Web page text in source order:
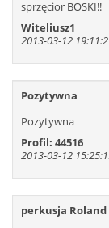
625 626
631
637
638
sprzęcior BOSKI!!
Witeliusz1
2013-03-12
Pozytywna
Pozytywna
Profil: 44516
2013-03-12
perkusja Roland